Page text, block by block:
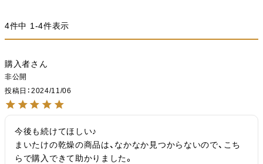
4件中 1-4件表示
購入者
非公開
投稿日
2024/11/06
今後も続けてほしい♪
まいたけの乾燥の商品は、なかなか見つからないので、こち
らで購入できて助かりました。